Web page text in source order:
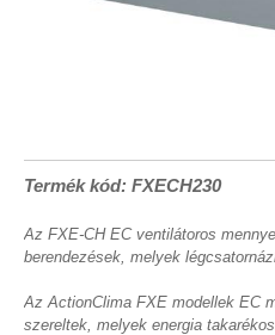
Termék kód: FXECH230
Az FXE-CH EC ventilátoros
berendezések, melyek
Az ActionClima FXE modellek EC
szereltek, melyek energia